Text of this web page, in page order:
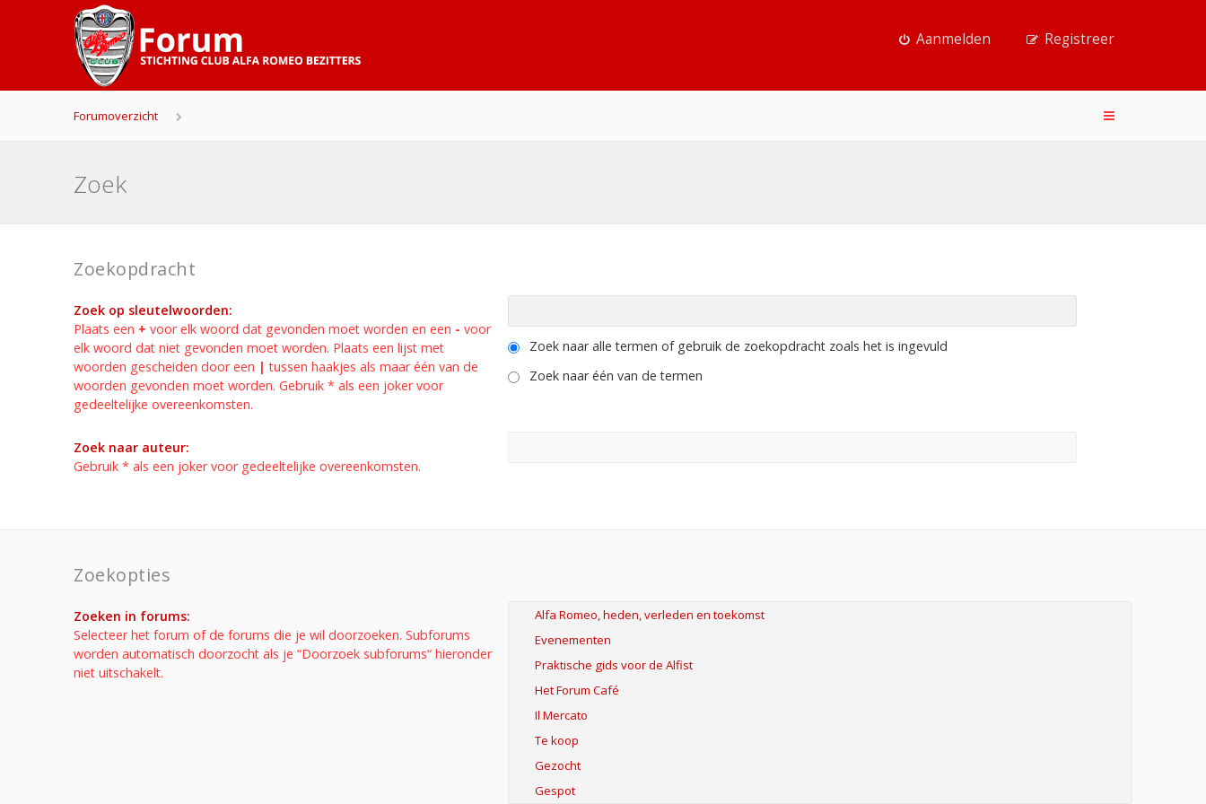
Aanmelden Registreer
Forumoverzicht
Zoek
Zoekopdracht
Zoek op sleutelwoorden:
Plaats een + voor elk woord dat gevonden moet worden en een - voor
elk woord dat niet gevonden moet worden. Plaats een lijst met
woorden gescheiden door een | tussen haakjes als maar één van de
woorden gevonden moet worden. Gebruik * als een joker voor
gedeeltelijke overeenkomsten.
Zoek naar alle termen of gebruik de zoekopdracht zoals het is ingevuld
Zoek naar één van de termen
Zoek naar auteur:
Gebruik * als een joker voor gedeeltelijke overeenkomsten.
Zoekopties
Zoeken in forums:
Selecteer het forum of de forums die je wil doorzoeken. Subforums
worden automatisch doorzocht als je “Doorzoek subforums“ hieronder
niet uitschakelt.